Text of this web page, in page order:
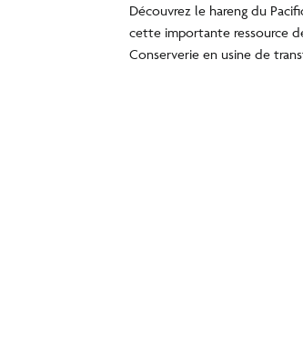
Découvrez le hareng du
cette importante ressource
Conserverie en usine de